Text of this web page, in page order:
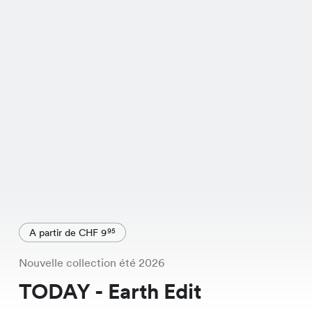
A partir de CHF 995
Nouvelle collection été 2026
TODAY - Earth Edit